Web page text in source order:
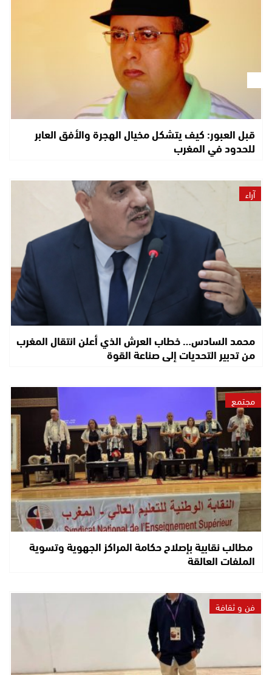
قبل العبور: كيف يتشكل مخيال الهجرة والأفق العابر
للحدود في المغرب
آراء
محمد السادس… خطاب العرش الذي أعلن انتقال المغرب
من تدبير التحديات إلى صناعة القوة
مجتمع
مطالب نقابية بإصلاح حكامة المراكز الجهوية وتسوية
الملفات العالقة
فن و ثقافة